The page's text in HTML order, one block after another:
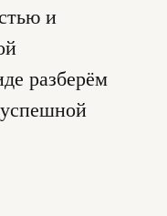
и
разберём